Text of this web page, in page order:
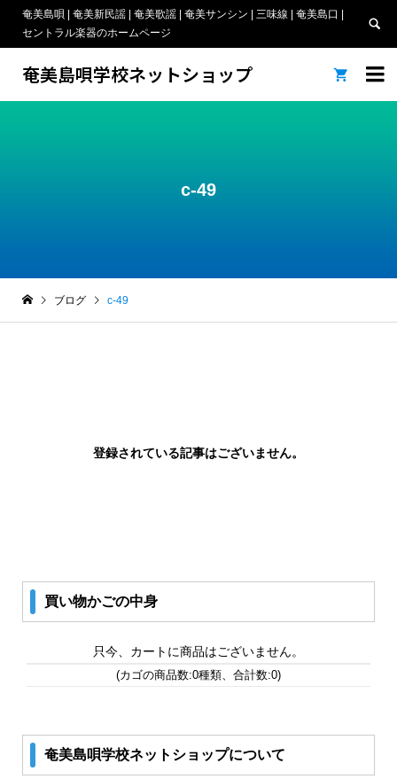
奄美島唄 | 奄美新民謡 | 奄美歌謡 | 奄美サンシン | 三味線 | 奄美島口 |
セントラル楽器のホームページ

奄美島唄学校ネットショップ 
c-49
ブログ c-49
登録されている記事はございません。
買い物かごの中身
只今、カートに商品はございません。
(カゴの商品数:0種類、合計数:0)
奄美島唄学校ネットショップについて